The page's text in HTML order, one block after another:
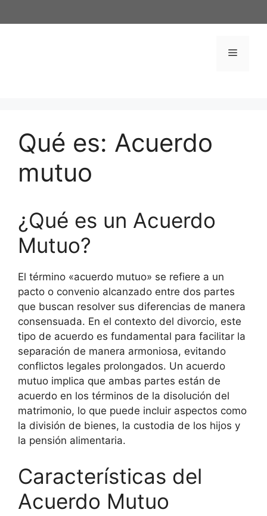
al
Menú
Qué es: Acuerdo
mutuo
¿Qué es un Acuerdo
Mutuo?
El término «acuerdo mutuo» se refiere a un
pacto o convenio alcanzado entre dos partes
que buscan resolver sus diferencias de manera
consensuada. En el contexto del divorcio, este
tipo de acuerdo es fundamental para facilitar la
separación de manera armoniosa, evitando
conflictos legales prolongados. Un acuerdo
mutuo implica que ambas partes están de
acuerdo en los términos de la disolución del
matrimonio, lo que puede incluir aspectos como
la división de bienes, la custodia de los hijos y
la pensión alimentaria.
Características del
Acuerdo Mutuo